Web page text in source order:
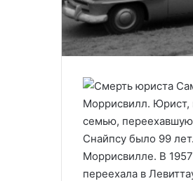
Моррисвилл. Юрист,
семью,
Снайпсу было 99
Моррисвилле. В
переехала в